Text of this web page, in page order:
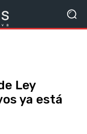
Ley
ya está